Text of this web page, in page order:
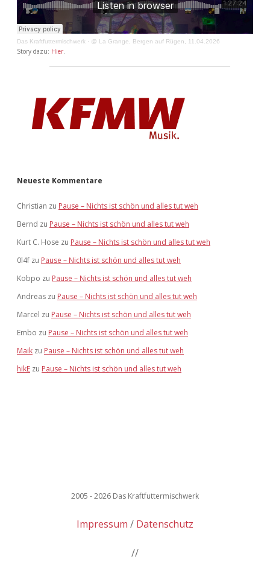
Das Kraftfuttermischwerk · @ La Grange, Bergen auf Rügen, 11.04.2026
Story dazu: Hier
Neueste Kommentare
Christian zu Pause – Nichts ist schön und alles tut weh
Bernd zu Pause – Nichts ist schön und alles tut weh
Kurt C. Hose zu Pause – Nichts ist schön und alles tut weh
0l4f zu Pause – Nichts ist schön und alles tut weh
Kobpo zu Pause – Nichts ist schön und alles tut weh
Andreas zu Pause – Nichts ist schön und alles tut weh
Marcel zu Pause – Nichts ist schön und alles tut weh
Embo zu Pause – Nichts ist schön und alles tut weh
Maik zu Pause – Nichts ist schön und alles tut weh
hikE zu Pause – Nichts ist schön und alles tut weh
2005 - 2026 Das Kraftfuttermischwerk
Impressum Datenschutz
//